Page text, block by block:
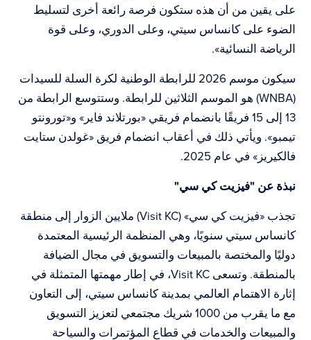
على يقين من أن هذه ستكون فرصة رائعة أخرى لتسليط
الضوء على كانساس سيتي، وعلى الدوري، وعلى قوة
الرياضة النسائية».
سيكون موسم 2026 للرابطة الوطنية لكرة السلة للسيدات
(WNBA) هو الموسم الثلاثين للرابطة. وستتوسع الرابطة من
13 إلى 15 فريقًا بانضمام فريقي «بورتلاند فاير» و«تورونتو
تيمبو». ويأتي ذلك في أعقاب انضمام فريق «غولدن ستايت
فالكيريز» في عام 2025.
نبذة عن "فيزيت كي سي"
تجذب «فيزيت كي سي» (Visit KC) ملايين الزوار إلى منطقة
كانساس سيتي سنويًا، وهي المنظمة الرئيسية المعتمدة
دوليًا والمختصة بالمبيعات والتسويق في مجال الضيافة
بالمنطقة. وتسعى Visit KC، في إطار مهمتها المتمثلة في
إثارة الاهتمام العالمي بمدينة كانساس سيتي، إلى التعاون
مع ما يقرب من 1000 شريك مجتمعي لتعزيز التسويق
والمبيعات والخدمات في قطاع المؤتمرات والسياحة